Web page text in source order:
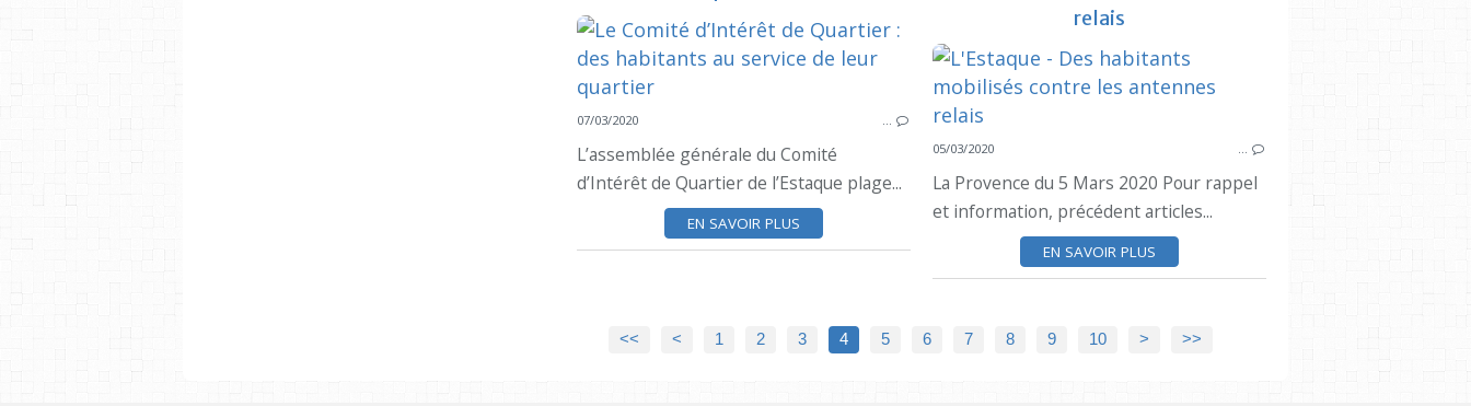
ESTAQUE
07/03/2020 …
L’assemblée générale du Comité
d’Intérêt de Quartier de l’Estaque plage...
EN SAVOIR PLUS
relais
05/03/2020 …
La Provence du 5 Mars 2020 Pour rappel
et information, précédent articles...
EN SAVOIR PLUS
<< < 1 2 3 4 5 6 7 8 9 10 20
> >>